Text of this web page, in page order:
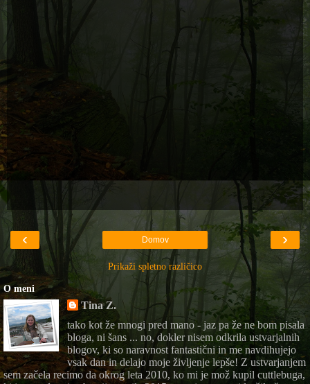
‹ ›
Domov
Prikaži spletno različico
O meni
Tina Z.
tako kot že mnogi pred mano - jaz pa že ne bom pisala
bloga, ni šans ... no, dokler nisem odkrila ustvarjalnih
blogov, ki so naravnost fantastični in me navdihujejo
vsak dan in delajo moje življenje lepše! Z ustvarjanjem
sem začela recimo da okrog leta 2010, ko mi je mož kupil cuttlebuga,